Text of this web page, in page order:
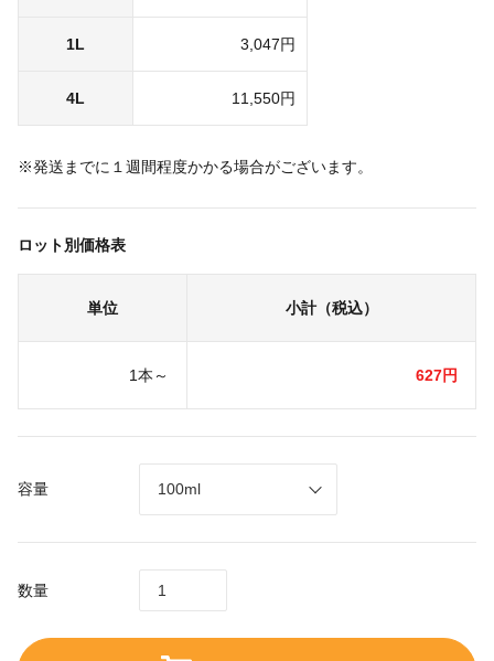
1L 3,047円
4L 11,550円
※発送までに１週間程度かかる場合がございます。
ロット別価格表
単位 小計（税込）
1本～ 627円
容量
数量